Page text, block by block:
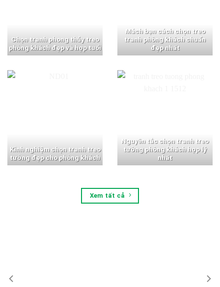
Chọn tranh phong thủy treo
phòng khách đẹp và hợp tuổi
Mách bạn cách chọn treo
tranh phòng khách chuẩn
đẹp nhất
Kinh nghiệm chọn tranh treo
tường đẹp cho phòng khách
Nguyên tắc chọn tranh treo
tường phòng khách hợp lý
nhất
Xem tất cả